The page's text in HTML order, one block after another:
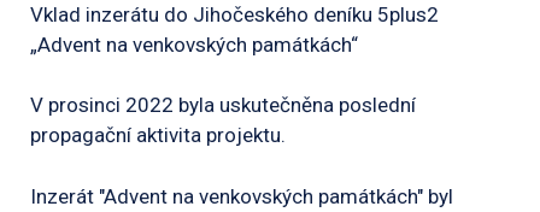
Vklad inzerátu do Jihočeského deníku 5plus2
„Advent na venkovských památkách“
V prosinci 2022 byla uskutečněna poslední
propagační aktivita projektu.
Inzerát "Advent na venkovských památkách" byl